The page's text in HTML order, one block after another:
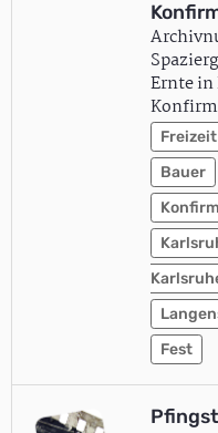
Ernte in
Freizeit
Bauer
Fest